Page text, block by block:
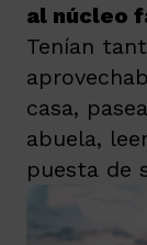
al núcleo
Tenían
casa,
abuela,
puesta de